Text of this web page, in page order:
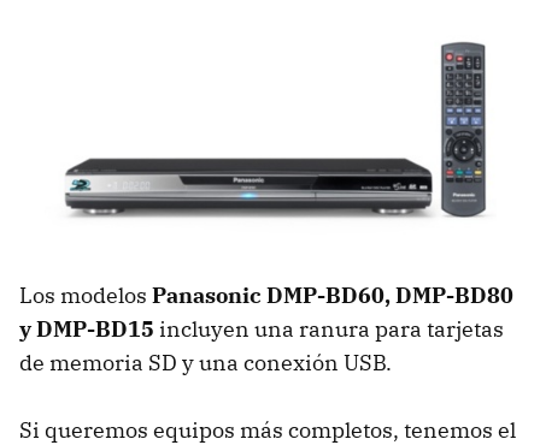
Los modelos Panasonic DMP-BD60, DMP-BD80
y DMP-BD15 incluyen una ranura para tarjetas
de memoria SD y una conexión USB.
Si queremos equipos más completos, tenemos el